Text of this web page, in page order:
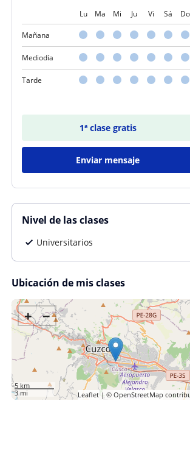
Lu Ma Mi Ju Vi Sá Do
Mañana
Mediodía
Tarde
1ª clase gratis
Enviar mensaje
Nivel de las clases
Universitarios
Ubicación de mis clases
+ −
5 km
3 mi
Leaflet | ©OpenStreetMap